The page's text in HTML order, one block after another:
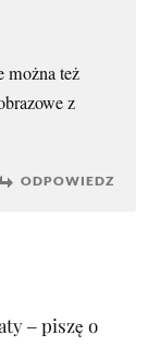
można też
z
ODPOWIEDZ
‒ piszę o